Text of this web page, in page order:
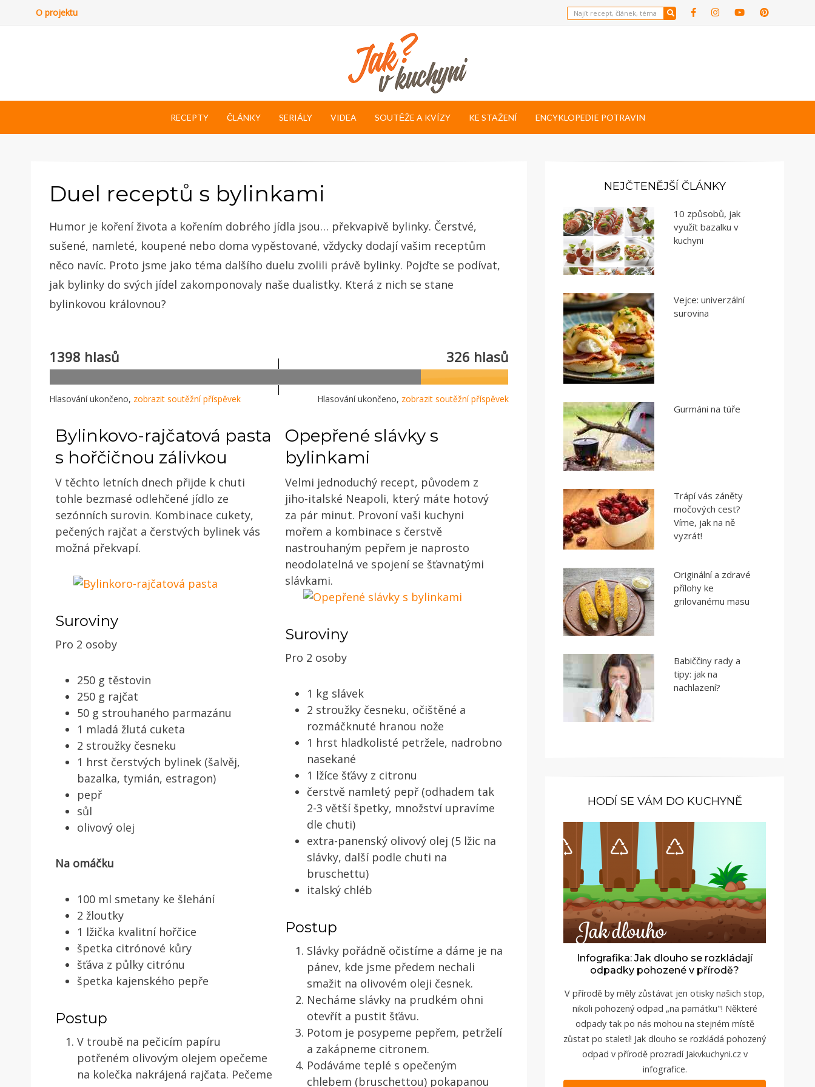
O projektu
RECEPTY ČLÁNKY SERIÁLY VIDEA SOUTĚŽE A KVÍZY KE STAŽENÍ ENCYKLOPEDIE POTRAVIN
Duel receptů s bylinkami
Humor je koření života a kořením dobrého jídla jsou… překvapivě bylinky. Čerstvé,
sušené, namleté, koupené nebo doma vypěstované, vždycky dodají vašim receptům
něco navíc. Proto jsme jako téma dalšího duelu zvolili právě bylinky. Pojďte se podívat,
jak bylinky do svých jídel zakomponovaly naše dualistky. Která z nich se stane
bylinkovou královnou?
1398 hlasů 326 hlasů
Hlasování ukončeno, zobrazit soutěžní příspěvek Hlasování ukončeno, zobrazit soutěžní příspěvek
Bylinkovo-rajčatová pasta
s hořčičnou zálivkou
V těchto letních dnech přijde k chuti
tohle bezmasé odlehčené jídlo ze
sezónních surovin. Kombinace cukety,
pečených rajčat a čerstvých bylinek vás
možná překvapí.
Suroviny
Pro 2 osoby
250 g těstovin
250 g rajčat
50 g strouhaného parmazánu
1 mladá žlutá cuketa
2 stroužky česneku
1 hrst čerstvých bylinek (šalvěj,
bazalka, tymián, estragon)
pepř
sůl
olivový olej
Na omáčku
100 ml smetany ke šlehání
2 žloutky
1 lžička kvalitní hořčice
špetka citrónové kůry
šťáva z půlky citrónu
špetka kajenského pepře
Postup
V troubě na pečicím papíru
potřeném olivovým olejem opečeme
na kolečka nakrájená rajčata. Pečeme
Opepřené slávky s
bylinkami
Velmi jednoduchý recept, původem z
jiho-italské Neapoli, který máte hotový
za pár minut. Provoní vaši kuchyni
mořem a kombinace s čerstvě
nastrouhaným pepřem je naprosto
neodolatelná ve spojení se šťavnatými
slávkami.
Suroviny
Pro 2 osoby
1 kg slávek
2 stroužky česneku, očištěné a
rozmáčknuté hranou nože
1 hrst hladkolisté petržele, nadrobno
nasekané
1 lžíce šťávy z citronu
čerstvě namletý pepř (odhadem tak
2-3 větší špetky, množství upravíme
dle chuti)
extra-panenský olivový olej (5 lžic na
slávky, další podle chuti na
bruschettu)
italský chléb
Postup
Slávky pořádně očistíme a dáme je na
pánev, kde jsme předem nechali
smažit na olivovém oleji česnek.
Necháme slávky na prudkém ohni
otevřít a pustit šťávu.
Potom je posypeme pepřem, petrželí
a zakápneme citronem.
Podáváme teplé s opečeným
chlebem (bruschettou) pokapanou
NEJČTENĚJŠÍ ČLÁNKY
10 způsobů, jak
využít bazalku v
kuchyni
Vejce: univerzální
surovina
Gurmáni na túře
Trápí vás záněty
močových cest?
Víme, jak na ně
vyzrát!
Originální a zdravé
přílohy ke
grilovanému masu
Babiččiny rady a
tipy: jak na
nachlazení?
HODÍ SE VÁM DO KUCHYNĚ
Infografika: Jak dlouho se rozkládají
odpadky pohozené v přírodě?
V přírodě by měly zůstávat jen otisky našich stop,
nikoli pohozený odpad „na památku"! Některé
odpady tak po nás mohou na stejném místě
zůstat po staletí! Jak dlouho se rozkládá pohozený
odpad v přírodě prozradí Jakvkuchyni.cz v
infografice.